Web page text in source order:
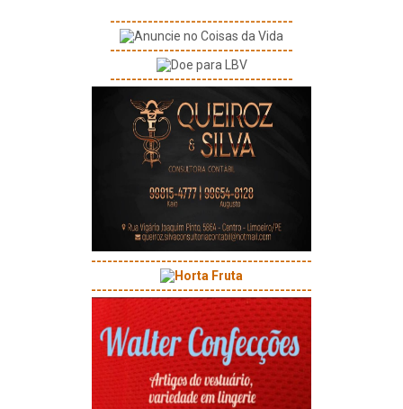
----------------------------------
----------------------------------
----------------------------------
-----------------------------------------
-----------------------------------------